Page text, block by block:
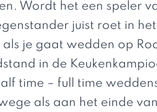
Wordt het een speler
juist roet in
je gaat wedden op
in de
time – full time
als aan het einde